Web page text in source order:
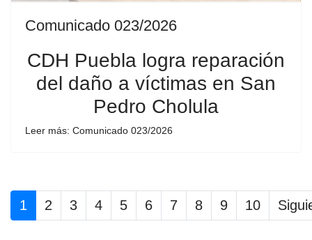
Comunicado 023/2026
CDH Puebla logra reparación
del daño a víctimas en San
Pedro Cholula
Leer más: Comunicado 023/2026
1 2 3 4 5 6 7 8 9 10